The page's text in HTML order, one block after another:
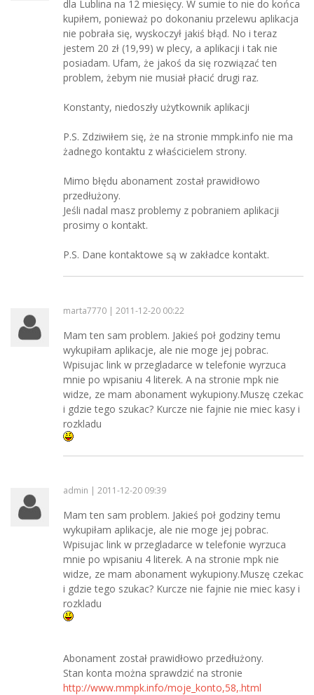
dla Lublina na 12 miesięcy. W sumie to nie do końca
kupiłem, ponieważ po dokonaniu przelewu aplikacja
nie pobrała się, wyskoczył jakiś błąd. No i teraz
jestem 20 zł (19,99) w plecy, a aplikacji i tak nie
posiadam. Ufam, że jakoś da się rozwiązać ten
problem, żebym nie musiał płacić drugi raz.
Konstanty, niedoszły użytkownik aplikacji
P.S. Zdziwiłem się, że na stronie mmpk.info nie ma
żadnego kontaktu z właścicielem strony.
Mimo błędu abonament został prawidłowo
przedłużony.
Jeśli nadal masz problemy z pobraniem aplikacji
prosimy o kontakt.
P.S. Dane kontaktowe są w zakładce kontakt.
marta7770 | 2011-12-20 00:22
Mam ten sam problem. Jakieś poł godziny temu
wykupiłam aplikacje, ale nie moge jej pobrac.
Wpisujac link w przegladarce w telefonie wyrzuca
mnie po wpisaniu 4 literek. A na stronie mpk nie
widze, ze mam abonament wykupiony.Muszę czekac
i gdzie tego szukac? Kurcze nie fajnie nie miec kasy i
rozkladu
admin | 2011-12-20 09:39
Mam ten sam problem. Jakieś poł godziny temu
wykupiłam aplikacje, ale nie moge jej pobrac.
Wpisujac link w przegladarce w telefonie wyrzuca
mnie po wpisaniu 4 literek. A na stronie mpk nie
widze, ze mam abonament wykupiony.Muszę czekac
i gdzie tego szukac? Kurcze nie fajnie nie miec kasy i
rozkladu
Abonament został prawidłowo przedłużony.
Stan konta można sprawdzić na stronie
http://www.mmpk.info/moje_konto,58,.html